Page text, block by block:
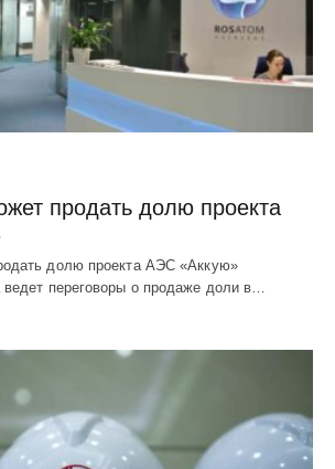
продать долю проекта
долю проекта АЭС «Аккую»
ведет переговоры о продаже доли в…